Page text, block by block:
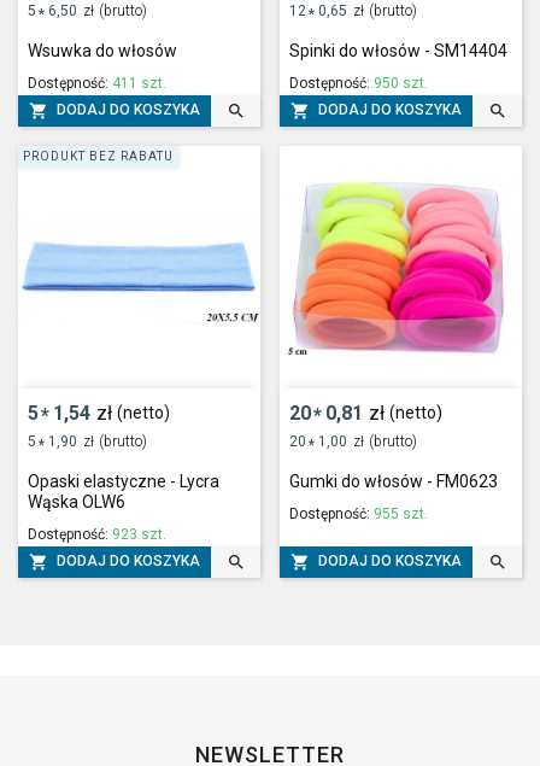
5 * 6,50 zł (brutto)
Wsuwka do włosów
Dostępność: 411 szt.
 DODAJ DO KOSZYKA 
12* 0,65 zł (brutto)
Spinki do włosów - SM14404
Dostępność: 950 szt.
 DODAJ DO KOSZYKA 
5* 1,54 zł (netto)
5 * 1,90 zł (brutto)
Opaski elastyczne - Lycra
Wąska OLW6
Dostępność: 923 szt.
 DODAJ DO KOSZYKA 
PRODUKT BEZ RABATU
20* 0,81 zł (netto)
20 * 1,00 zł (brutto)
Gumki do włosów - FM0623
Dostępność: 955 szt.
 DODAJ DO KOSZYKA 
NEWSLETTER